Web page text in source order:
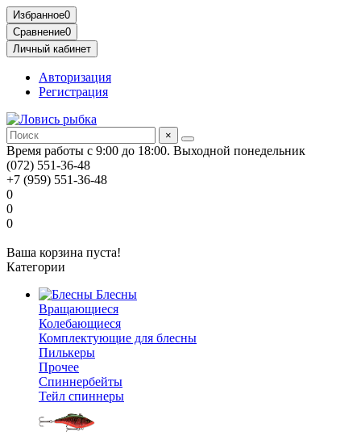
Избранное0
Сравнение0
Личный кабинет
Авторизация
Регистрация
×
Время работы с 9:00 до 18:00. Выходной понедельник
(072) 551-36-48
+7 (959) 551-36-48
0
0
0
Ваша корзина пуста!
Категории
Блесны
Вращающиеся
Колебающиеся
Комплектующие для блесны
Пилькеры
Прочее
Спиннербейты
Тейл спиннеры